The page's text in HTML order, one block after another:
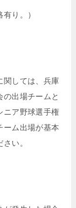
り。）
関しては、兵庫
の出場チームと
ニア野球選手権
ーム出場が基本
い。